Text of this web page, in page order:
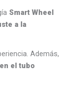
Smart Wheel
a la
Además,
el tubo